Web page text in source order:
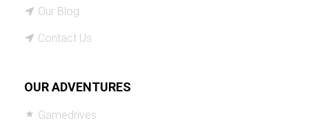
Our Blog
Contact Us
OUR ADVENTURES
Gamedrives